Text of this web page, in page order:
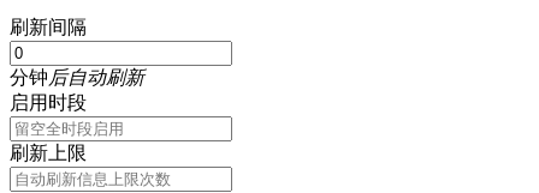
刷新间隔
分钟后自动刷新
启用时段
刷新上限